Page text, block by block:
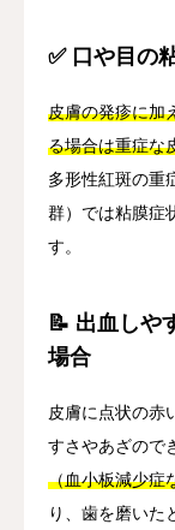
✅ 口や目の
皮膚の発疹に加
る場合は重症な
多形性紅斑の重
群）では粘膜症
す。
📝 出血しや
場合
皮膚に点状の赤
すさやあざので
（血小板減少症
り、歯を磨いた